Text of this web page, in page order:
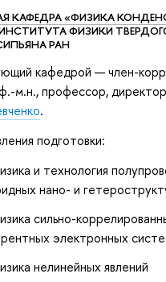
КАФЕДРА «ФИЗИКА
ФИЗИКИ
РАН
кафедрой — член-
м.н., профессор,
.
подготовки:
и технология
нано- и
сильно-
электронных
нелинейных явлений